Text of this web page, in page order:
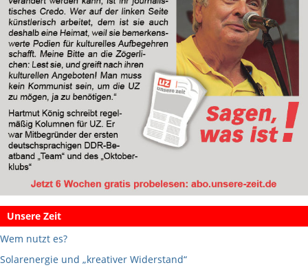
Unsere Zeit
Wem nutzt es?
Solarenergie und „kreativer Widerstand“